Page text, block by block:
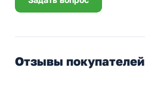
Отзывы покупателей